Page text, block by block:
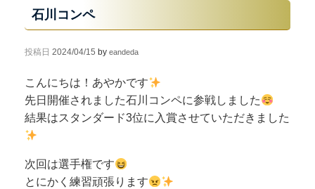
石川コンペ
投稿日 2024/04/15 by eandeda
こんにちは！あやかです
先日開催されました石川コンペに参戦しました
結果はスタンダード3位に入賞させていただきました
次回は選手権です
とにかく練習頑張ります